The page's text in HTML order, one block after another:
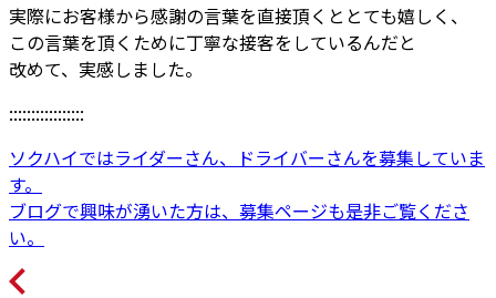
実際にお客様から感謝の言葉を直接頂くととても嬉しく、
この言葉を頂くために丁寧な接客をしているんだと
改めて、実感しました。
:::::::::::::::::
ソクハイではライダーさん、ドライバーさんを募集していま
す。
ブログで興味が湧いた方は、募集ページも是非ご覧くださ
い。